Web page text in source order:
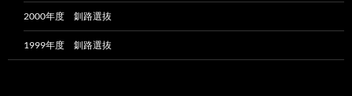
2000年度 釧路選抜
1999年度 釧路選抜